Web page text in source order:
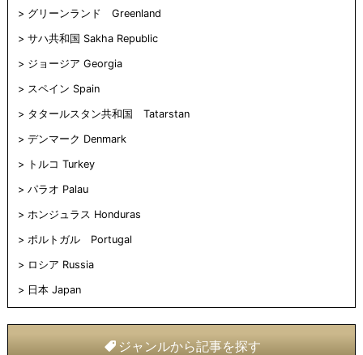
グリーンランド Greenland
サハ共和国 Sakha Republic
ジョージア Georgia
スペイン Spain
タタールスタン共和国 Tatarstan
デンマーク Denmark
トルコ Turkey
パラオ Palau
ホンジュラス Honduras
ポルトガル Portugal
ロシア Russia
日本 Japan
ジャンルから記事を探す